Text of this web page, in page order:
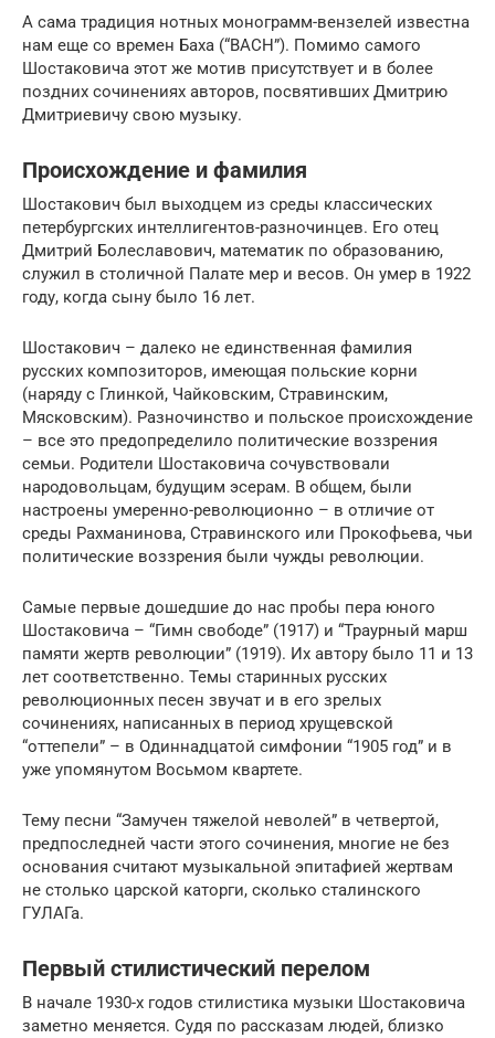
А сама традиция нотных монограмм-вензелей известна
нам еще со времен Баха (“BACH”). Помимо самого
Шостаковича этот же мотив присутствует и в более
поздних сочинениях авторов, посвятивших Дмитрию
Дмитриевичу свою музыку.
Происхождение и фамилия
Шостакович был выходцем из среды классических
петербургских интеллигентов-разночинцев. Его отец
Дмитрий Болеславович, математик по образованию,
служил в столичной Палате мер и весов. Он умер в 1922
году, когда сыну было 16 лет.
Шостакович – далеко не единственная фамилия
русских композиторов, имеющая польские корни
(наряду с Глинкой, Чайковским, Стравинским,
Мясковским). Разночинство и польское происхождение
– все это предопределило политические воззрения
семьи. Родители Шостаковича сочувствовали
народовольцам, будущим эсерам. В общем, были
настроены умеренно-революционно – в отличие от
среды Рахманинова, Стравинского или Прокофьева, чьи
политические воззрения были чужды революции.
Самые первые дошедшие до нас пробы пера юного
Шостаковича – “Гимн свободе” (1917) и “Траурный марш
памяти жертв революции” (1919). Их автору было 11 и 13
лет соответственно. Темы старинных русских
революционных песен звучат и в его зрелых
сочинениях, написанных в период хрущевской
“оттепели” – в Одиннадцатой симфонии “1905 год” и в
уже упомянутом Восьмом квартете.
Тему песни “Замучен тяжелой неволей” в четвертой,
предпоследней части этого сочинения, многие не без
основания считают музыкальной эпитафией жертвам
не столько царской каторги, сколько сталинского
ГУЛАГа.
Первый стилистический перелом
В начале 1930-х годов стилистика музыки Шостаковича
заметно меняется. Судя по рассказам людей, близко